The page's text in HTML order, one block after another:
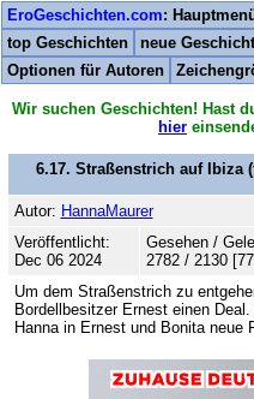
EroGeschichten.com:
top Geschichten
neue
Optionen für Autoren
Wir suchen Geschichten! Hast
hier
6.17. Straßenstrich auf Ibiza
Autor: HannaMaurer
Veröffentlicht:
Dec 06 2024
Gesehen /
2782 / 2130
Um dem Straßenstrich zu
Bordellbesitzer Ernest einen
Hanna in Ernest und Bonita neue